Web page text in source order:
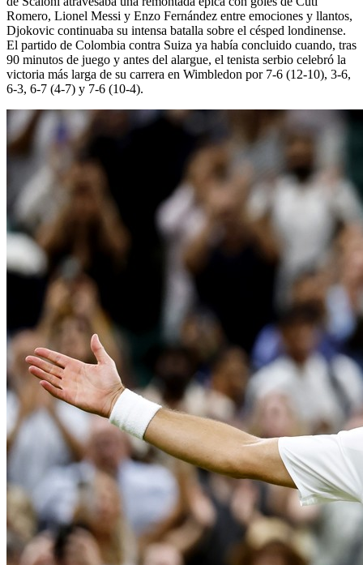
Romero, Lionel Messi y Enzo Fernández entre emociones y llantos,
Djokovic continuaba su intensa batalla sobre el césped londinense.
El partido de Colombia contra Suiza ya había concluido cuando, tras
90 minutos de juego y antes del alargue, el tenista serbio celebró la
victoria más larga de su carrera en Wimbledon por 7-6 (12-10), 3-6,
6-3, 6-7 (4-7) y 7-6 (10-4).